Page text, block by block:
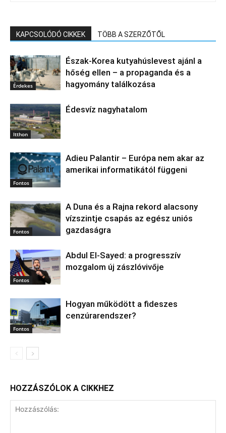
KAPCSOLÓDÓ CIKKEK TÖBB A SZERZŐTŐL
Érdekes
Észak‑Korea kutyahúslevest ajánl a
hőség ellen – a propaganda és a
hagyomány találkozása
Itthon
Édesvíz nagyhatalom
Fontos
Adieu Palantir – Európa nem akar az
amerikai informatikától függeni
Fontos
A Duna és a Rajna rekord alacsony
vízszintje csapás az egész uniós
gazdaságra
Fontos
Abdul El‑Sayed: a progresszív
mozgalom új zászlóvivője
Fontos
Hogyan működött a fideszes
cenzúrarendszer?
HOZZÁSZÓLOK A CIKKHEZ